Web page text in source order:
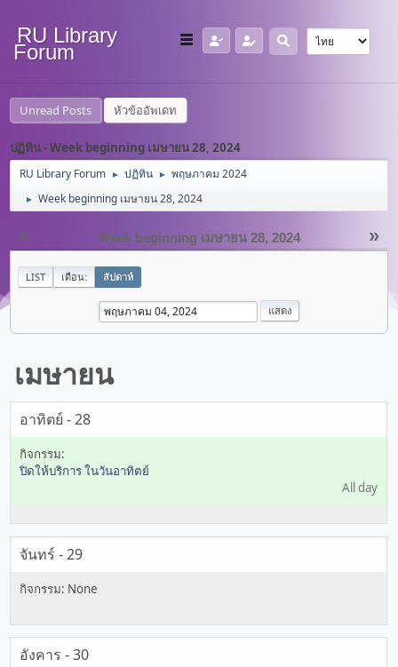
RU Library
Forum
Unread Posts หัวข้ออัพเดท
ปฏิทิน - Week beginning เมษายน 28, 2024
RU Library Forum ► ปฏิทิน ► พฤษภาคม 2024
► Week beginning เมษายน 28, 2024
« »
Week beginning เมษายน 28, 2024
LIST เดือน: สัปดาห์
เมษายน
อาทิตย์ - 28
ปิดให้บริการ ในวันอาทิตย์
All day
จันทร์ - 29
อังคาร - 30